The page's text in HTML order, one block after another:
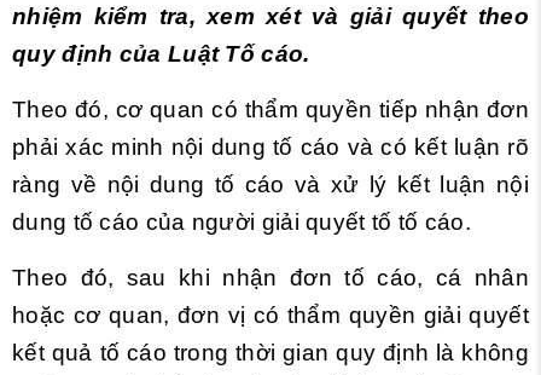
nhiệm kiểm tra, xem xét và giải quyết theo
quy định của Luật Tố cáo.
Theo đó, cơ quan có thẩm quyền tiếp nhận đơn
phải xác minh nội dung tố cáo và có kết luận rõ
ràng về nội dung tố cáo và xử lý kết luận nội
dung tố cáo của người giải quyết tố tố cáo.
Theo đó, sau khi nhận đơn tố cáo, cá nhân
hoặc cơ quan, đơn vị có thẩm quyền giải quyết
kết quả tố cáo trong thời gian quy định là không